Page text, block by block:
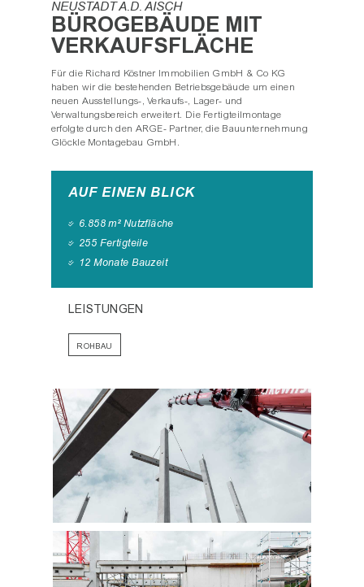
NEUSTADT A.D. AISCH
BÜROGEBÄUDE MIT
VERKAUFSFLÄCHE
Für die Richard Köstner Immobilien GmbH & Co KG
haben wir die bestehenden Betriebsgebäude um einen
neuen Ausstellungs-, Verkaufs-, Lager- und
Verwaltungsbereich erweitert. Die Fertigteilmontage
erfolgte durch den ARGE- Partner, die Bauunternehmung
Glöckle Montagebau GmbH.
AUF EINEN BLICK
6.858 m² Nutzfläche
255 Fertigteile
12 Monate Bauzeit
LEISTUNGEN
ROHBAU